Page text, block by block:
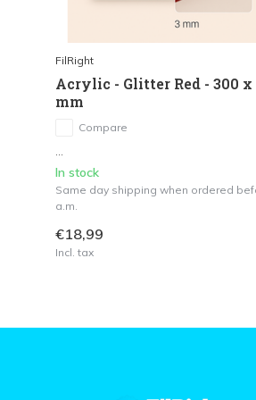
FilRight
Acrylic - Glitter Red - 300 x
mm
Compare
In stock
Same day shipping when ordered
a.m.
€18,99
Incl. tax